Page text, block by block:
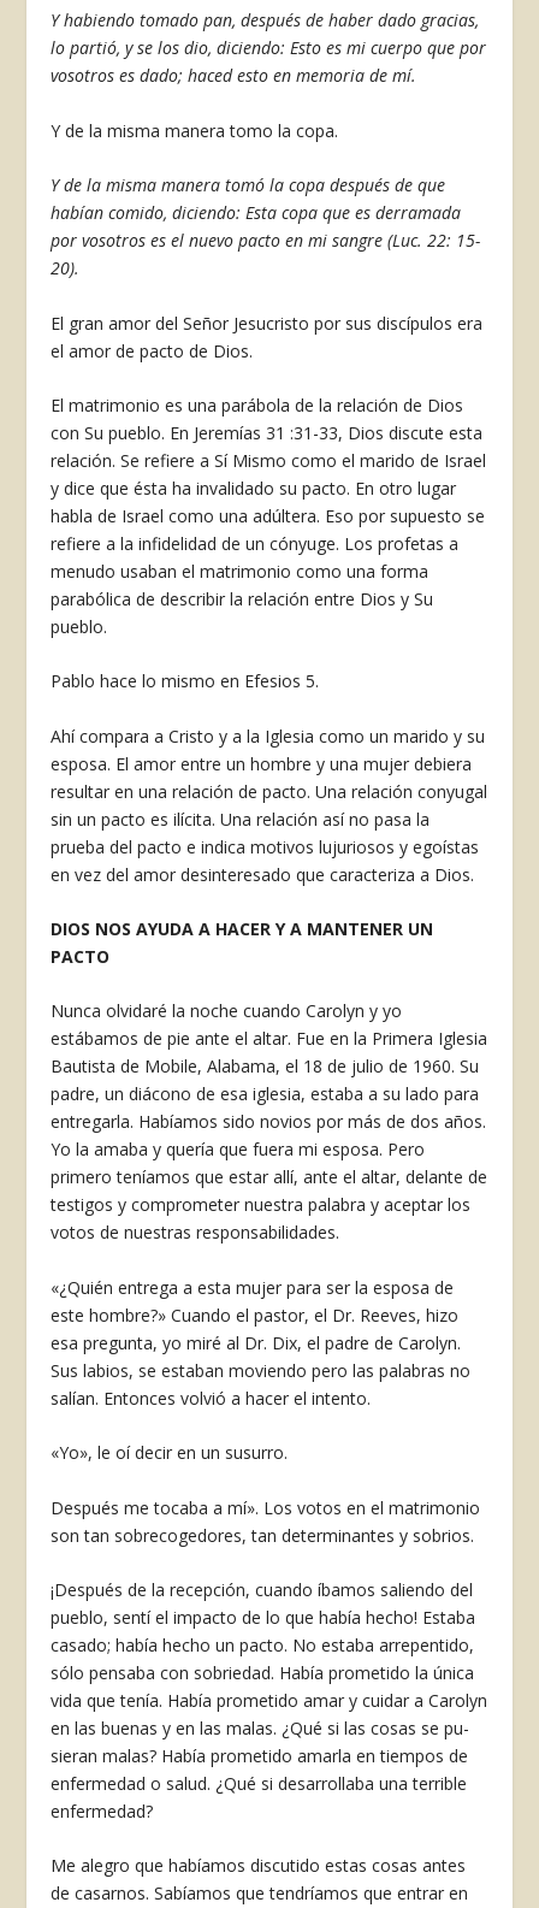
Y habiendo tomado pan, des­pués de haber dado gracias,
lo par­tió, y se los dio, diciendo: Esto es mi cuerpo que por
vosotros es dado; haced esto en memoria de mí.
Y de la misma manera tomo la copa.
Y de la misma manera tomó la copa después de que
habían comi­do, diciendo: Esta copa que es de­rramada
por vosotros es el nuevo pacto en mi sangre (Luc. 22: 15-
20).
El gran amor del Señor Jesucristo por sus discípulos era
el amor de pacto de Dios.
El matrimonio es una parábola de la relación de Dios
con Su pueblo. En Jeremías 31 :31-33, Dios discute esta
relación. Se refiere a Sí Mismo como el marido de Israel
y dice que ésta ha in­validado su pacto. En otro lugar
habla de Israel como una adúltera. Eso por supuesto se
refiere a la infidelidad de un cónyuge. Los profetas a
menudo usaban el matrimonio como una forma
parabólica de describir la relación en­tre Dios y Su
pueblo.
Pablo hace lo mismo en Efesios 5.
Ahí compara a Cristo y a la Iglesia co­mo un marido y su
esposa. El amor entre un hombre y una mujer debiera
resultar en una relación de pacto. Una relación conyugal
sin un pacto es ilícita. Una relación así no pasa la
prueba del pacto e indica motivos lujuriosos y egoístas
en vez del amor desinteresa­do que caracteriza a Dios.
DIOS NOS AYUDA A HACER Y A MANTENER UN
PACTO
Nunca olvidaré la noche cuando Carolyn y yo
estábamos de pie ante el altar. Fue en la Primera Iglesia
Bautista de Mobile, Alabama, el 18 de julio de 1960. Su
padre, un diácono de esa iglesia, estaba a su lado para
entregarla. Habíamos sido novios por más de ­dos años.
Yo la amaba y quería que fuera mi esposa. Pero
primero tenía­mos que estar allí, ante el altar, delante de
testigos y comprometer nuestra palabra y aceptar los
votos de nuestras responsabilidades.
«¿Quién entrega a esta mujer para ser la esposa de
este hombre?» Cuando el pastor, el Dr. Reeves, hizo
esa pregunta, yo miré al Dr. Dix, el padre de Carolyn.
Sus labios, se estaban moviendo pero las palabras no
sa­lían. Entonces volvió a hacer el inten­to.
«Yo», le oí decir en un susurro.
Después me tocaba a mí». Los votos en el matrimonio
son tan sobrecogedores, tan determinantes y sobrios.
¡Después de la recepción, cuando íbamos saliendo del
pueblo, sentí el impacto de lo que había hecho! Estaba
casado; había hecho un pacto. No es­taba arrepentido,
sólo pensaba con so­briedad. Había prometido la única
vida que tenía. Había prometido amar y cuidar a Carolyn
en las buenas y en las malas. ¿Qué si las cosas se pu­
sieran malas? Había prometido amarla en tiempos de
enfermedad o salud. ¿Qué si desarrollaba una terrible
enfermedad?
Me alegro que había­mos discutido estas cosas antes
de ca­sarnos. Sabíamos que tendríamos que entrar en